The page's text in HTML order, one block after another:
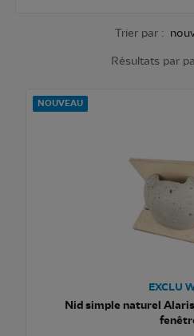
Trier par :
Résultats par
NOUVEAU
EXCLU
Nid simple naturel